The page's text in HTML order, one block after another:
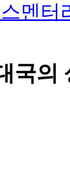
멘터
국의